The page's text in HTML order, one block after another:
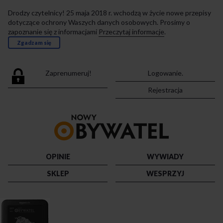
Drodzy czytelnicy! 25 maja 2018 r. wchodzą w życie nowe przepisy
dotyczące ochrony Waszych danych osobowych. Prosimy o
zapoznanie się z informacjami Przeczytaj informacje.
Zgadzam się
Zaprenumeruj!
Logowanie.
Rejestracja
strony
OPINIE
WYWIADY
SKLEP
WESPRZYJ